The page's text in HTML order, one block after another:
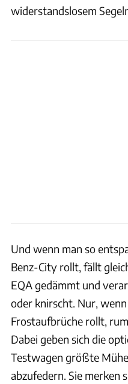
widerstandslosem
Und wenn man so
Benz-City rollt, fällt
EQA gedämmt und
oder knirscht. Nur,
Frostaufbrüche rollt,
Dabei geben sich die
Testwagen größte
abzufedern. Sie merken